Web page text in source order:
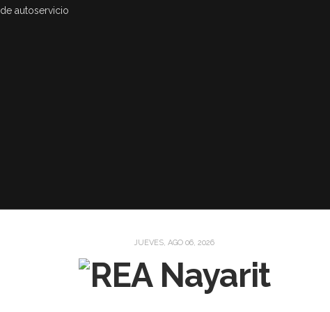
autoservicio
JUEVES, AGO 06, 2026